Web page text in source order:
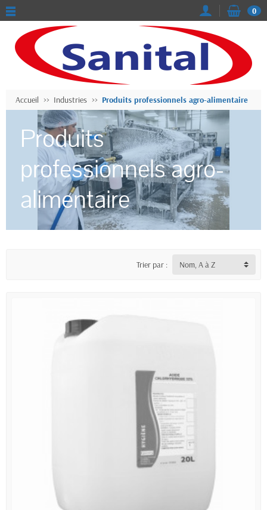
0
Accueil Industries Produits professionnels agro-alimentaire
Produits
professionnels agro-
alimentaire
Trier par : Nom, A à Z